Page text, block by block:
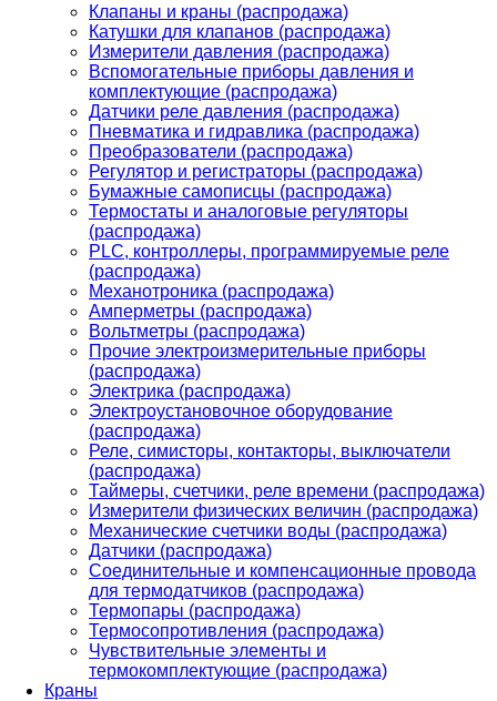
Клапаны и краны (распродажа)
Катушки для клапанов (распродажа)
Измерители давления (распродажа)
Вспомогательные приборы давления и
комплектующие (распродажа)
Датчики реле давления (распродажа)
Пневматика и гидравлика (распродажа)
Преобразователи (распродажа)
Регулятор и регистраторы (распродажа)
Бумажные самописцы (распродажа)
Термостаты и аналоговые регуляторы
(распродажа)
PLС, контроллеры, программируемые реле
(распродажа)
Механотроника (распродажа)
Амперметры (распродажа)
Вольтметры (распродажа)
Прочие электроизмерительные приборы
(распродажа)
Электрика (распродажа)
Электроустановочное оборудование
(распродажа)
Реле, симисторы, контакторы, выключатели
(распродажа)
Таймеры, счетчики, реле времени (распродажа)
Измерители физических величин (распродажа)
Механические счетчики воды (распродажа)
Датчики (распродажа)
Соединительные и компенсационные провода
для термодатчиков (распродажа)
Термопары (распродажа)
Термосопротивления (распродажа)
Чувствительные элементы и
термокомплектующие (распродажа)
Краны